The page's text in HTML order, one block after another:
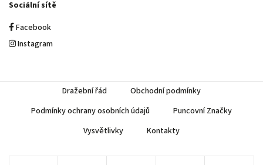
Sociální sítě
Facebook
Instagram
Dražební řád
Obchodní podmínky
Podmínky ochrany osobních údajů
Puncovní Značky
Vysvětlivky
Kontakty